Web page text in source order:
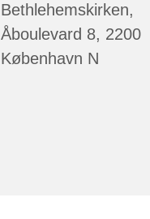
Bethlehemskirken,
Åboulevard 8, 2200
København N